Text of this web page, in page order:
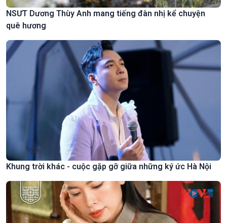
NSƯT Dương Thùy Anh mang tiếng đàn nhị kể chuyện
quê hương
Khung trời khác - cuộc gặp gỡ giữa những ký ức Hà Nội